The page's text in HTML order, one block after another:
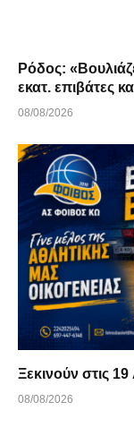
Ρόδος:
εκατ. επιβάτες
08/08/2026
Ξεκινούν στις
08/08/2026